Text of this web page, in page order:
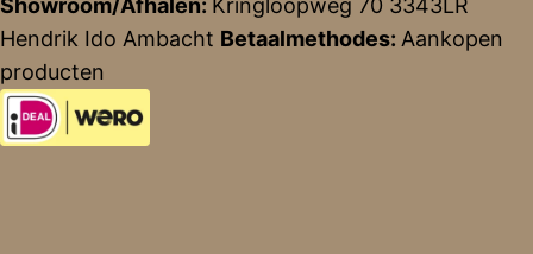
Showroom/Afhalen: Kringloopweg 70 3343LR
Hendrik Ido Ambacht Betaalmethodes: Aankopen
producten